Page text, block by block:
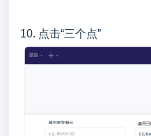
10. 点击“三个点”